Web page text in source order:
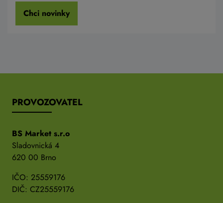
Chci novinky
PROVOZOVATEL
BS Market s.r.o
Sladovnická 4
620 00 Brno
IČO: 25559176
DIČ: CZ25559176